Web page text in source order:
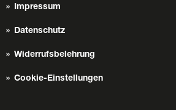
Impressum
Datenschutz
Widerrufsbelehrung
Cookie-Einstellungen